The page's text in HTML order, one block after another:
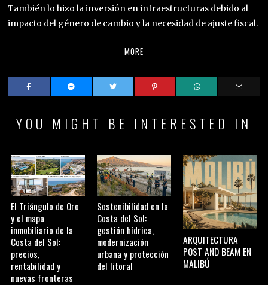
También lo hizo la inversión en infraestructuras debido al
impacto del género de cambio y la necesidad de ajuste fiscal.
MORE
YOU MIGHT BE INTERESTED IN
El Triángulo de Oro
y el mapa
inmobiliario de la
Costa del Sol:
precios,
rentabilidad y
nuevas fronteras
Sostenibilidad en la
Costa del Sol:
gestión hídrica,
modernización
urbana y protección
del litoral
ARQUITECTURA
POST AND BEAM EN
MALIBÚ